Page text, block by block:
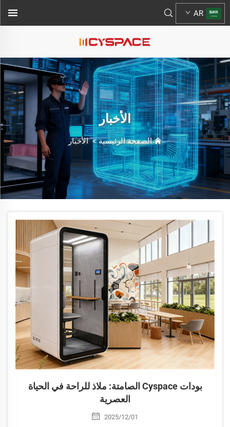
AR
الأخبار
الصفحة الرئيسية>الأخبار
بودات Cyspace الصامتة: ملاذ للراحة في الحياة
العصرية
2025/12/01